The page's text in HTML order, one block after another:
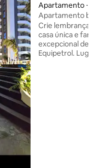
Apartamento ⋅
erra
Apartamento
na melhor região.
Crie lembranças
casa única e
excepcional de
Equipetrol. Lugar